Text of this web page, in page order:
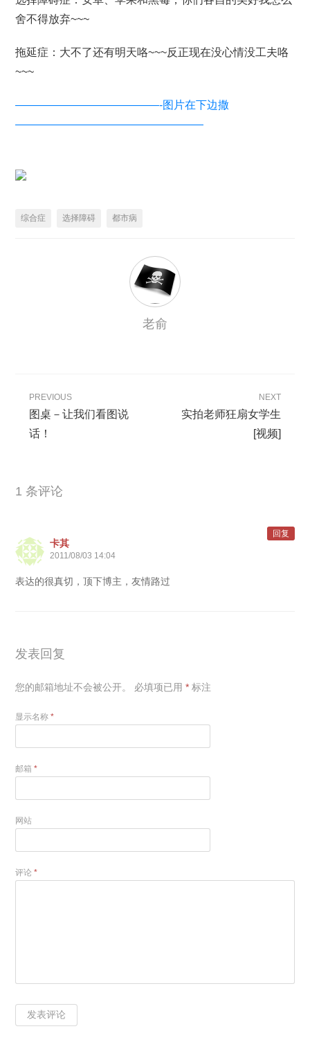
舍不得放弃~~~
拖延症：大不了还有明天咯~~~反正现在没心情没工夫咯
~~~
—————————————-图片在下边撒
—————————————————
综合症 选择障碍 都市病
老俞
PREVIOUS
图桌－让我们看图说
话！
NEXT
实拍老师狂扇女学生
[视频]
1 条评论
卡其
2011/08/03 14:04
表达的很真切，顶下博主，友情路过
回复
发表回复
您的邮箱地址不会被公开。 必填项已用* 标注
显示名称*
邮箱*
网站
评论*